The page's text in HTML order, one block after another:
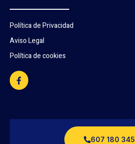
Política de Privacidad
Aviso Legal
Política de cookies
607 180 345